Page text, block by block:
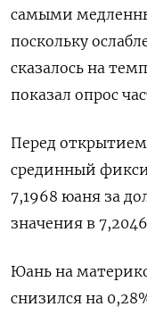
самыми
поскольку
сказалось на
показал опрос
Перед
срединный
7,1968 юаня за
значения в
Юань на
снизился на